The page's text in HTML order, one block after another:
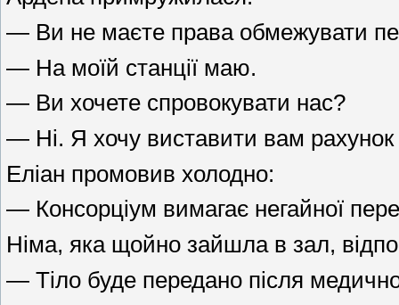
— Ви не маєте права обмежувати
— На моїй станції маю.
— Ви хочете спровокувати нас?
— Ні. Я хочу виставити вам
Еліан промовив холодно:
— Консорціум вимагає негайної
Німа, яка щойно зайшла в зал,
— Тіло буде передано після